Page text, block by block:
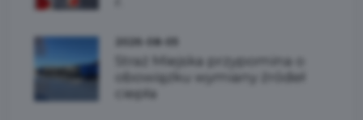
Straż Miejska przypomina o
obowiązku wymiany źródeł
ciepła